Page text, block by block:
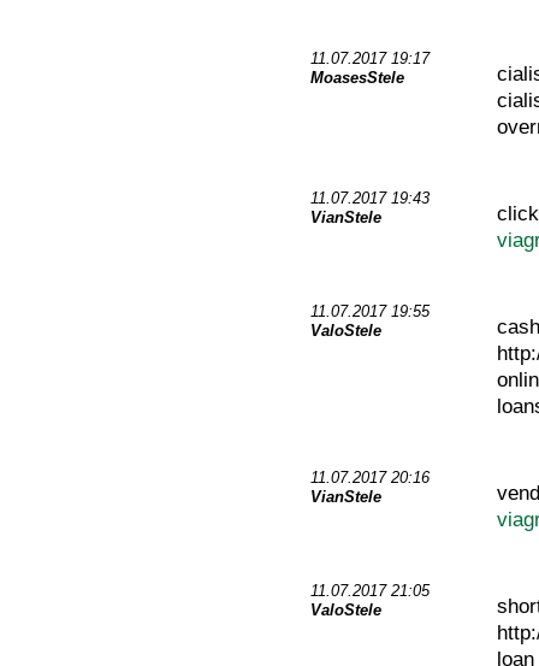
11.07.2017 19:17
MoasesStele
11.07.2017 19:43
VianStele
11.07.2017 19:55
ValoStele
11.07.2017 20:16
VianStele
11.07.2017 21:05
ValoStele
loan